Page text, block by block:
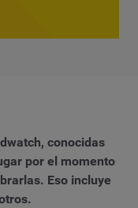
conocidas
por el momento
Eso incluye